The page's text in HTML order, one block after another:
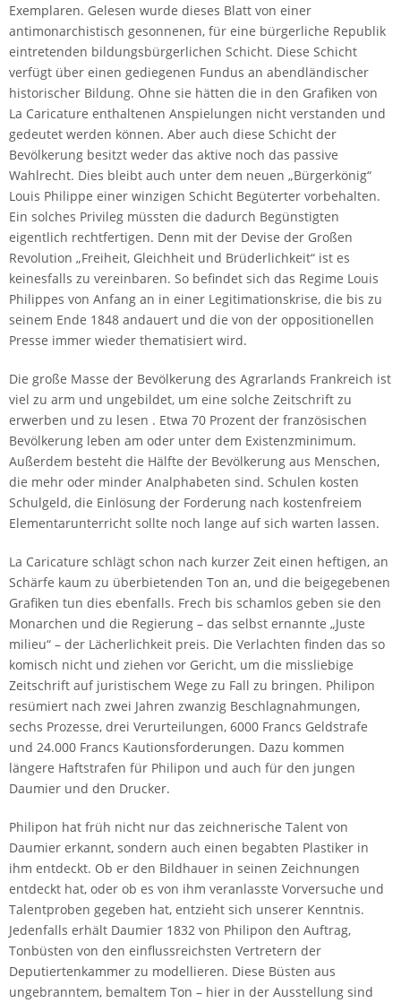
Exemplaren. Gelesen wurde dieses Blatt von einer
antimonarchistisch gesonnenen, für eine bürgerliche Republik
eintretenden bildungsbürgerlichen Schicht. Diese Schicht
verfügt über einen gediegenen Fundus an abendländischer
historischer Bildung. Ohne sie hätten die in den Grafiken von
La Caricature enthaltenen Anspielungen nicht verstanden und
gedeutet werden können. Aber auch diese Schicht der
Bevölkerung besitzt weder das aktive noch das passive
Wahlrecht. Dies bleibt auch unter dem neuen „Bürgerkönig“
Louis Philippe einer winzigen Schicht Begüterter vorbehalten.
Ein solches Privileg müssten die dadurch Begünstigten
eigentlich rechtfertigen. Denn mit der Devise der Großen
Revolution „Freiheit, Gleichheit und Brüderlichkeit“ ist es
keinesfalls zu vereinbaren. So befindet sich das Regime Louis
Philippes von Anfang an in einer Legitimationskrise, die bis zu
seinem Ende 1848 andauert und die von der oppositionellen
Presse immer wieder thematisiert wird.
Die große Masse der Bevölkerung des Agrarlands Frankreich ist
viel zu arm und ungebildet, um eine solche Zeitschrift zu
erwerben und zu lesen . Etwa 70 Prozent der französischen
Bevölkerung leben am oder unter dem Existenzminimum.
Außerdem besteht die Hälfte der Bevölkerung aus Menschen,
die mehr oder minder Analphabeten sind. Schulen kosten
Schulgeld, die Einlösung der Forderung nach kostenfreiem
Elementarunterricht sollte noch lange auf sich warten lassen.
La Caricature schlägt schon nach kurzer Zeit einen heftigen, an
Schärfe kaum zu überbietenden Ton an, und die beigegebenen
Grafiken tun dies ebenfalls. Frech bis schamlos geben sie den
Monarchen und die Regierung – das selbst ernannte „Juste
milieu“ – der Lächerlichkeit preis. Die Verlachten finden das so
komisch nicht und ziehen vor Gericht, um die missliebige
Zeitschrift auf juristischem Wege zu Fall zu bringen. Philipon
resümiert nach zwei Jahren zwanzig Beschlagnahmungen,
sechs Prozesse, drei Verurteilungen, 6000 Francs Geldstrafe
und 24.000 Francs Kautionsforderungen. Dazu kommen
längere Haftstrafen für Philipon und auch für den jungen
Daumier und den Drucker.
Philipon hat früh nicht nur das zeichnerische Talent von
Daumier erkannt, sondern auch einen begabten Plastiker in
ihm entdeckt. Ob er den Bildhauer in seinen Zeichnungen
entdeckt hat, oder ob es von ihm veranlasste Vorversuche und
Talentproben gegeben hat, entzieht sich unserer Kenntnis.
Jedenfalls erhält Daumier 1832 von Philipon den Auftrag,
Tonbüsten von den einflussreichsten Vertretern der
Deputiertenkammer zu modellieren. Diese Büsten aus
ungebranntem, bemaltem Ton – hier in der Ausstellung sind